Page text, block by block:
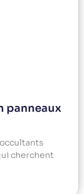
panneaux
cherchent